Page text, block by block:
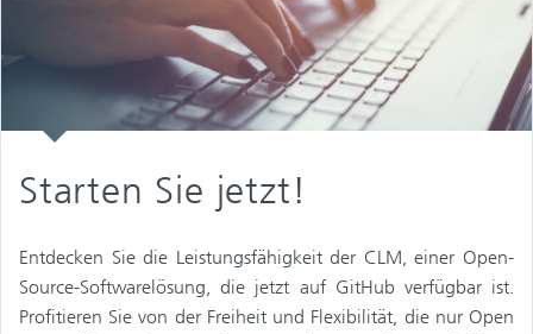
Starten Sie jetzt!
Entdecken Sie die Leistungsfähigkeit der CLM, einer Open-
Source-Softwarelösung, die jetzt auf GitHub verfügbar ist.
Profitieren Sie von der Freiheit und Flexibilität, die nur Open